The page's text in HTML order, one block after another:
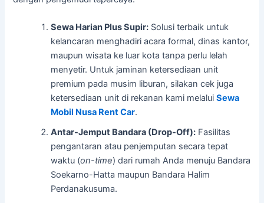
Sewa Harian Plus Supir: Solusi terbaik untuk
kelancaran menghadiri acara formal, dinas kantor,
maupun wisata ke luar kota tanpa perlu lelah
menyetir. Untuk jaminan ketersediaan unit
premium pada musim liburan, silakan cek juga
ketersediaan unit di rekanan kami melaluiSewa
Mobil Nusa Rent Car.
Antar-Jemput Bandara (Drop-Off): Fasilitas
pengantaran atau penjemputan secara tepat
waktu (on-time) dari rumah Anda menuju Bandara
Soekarno-Hatta maupun Bandara Halim
Perdanakusuma.